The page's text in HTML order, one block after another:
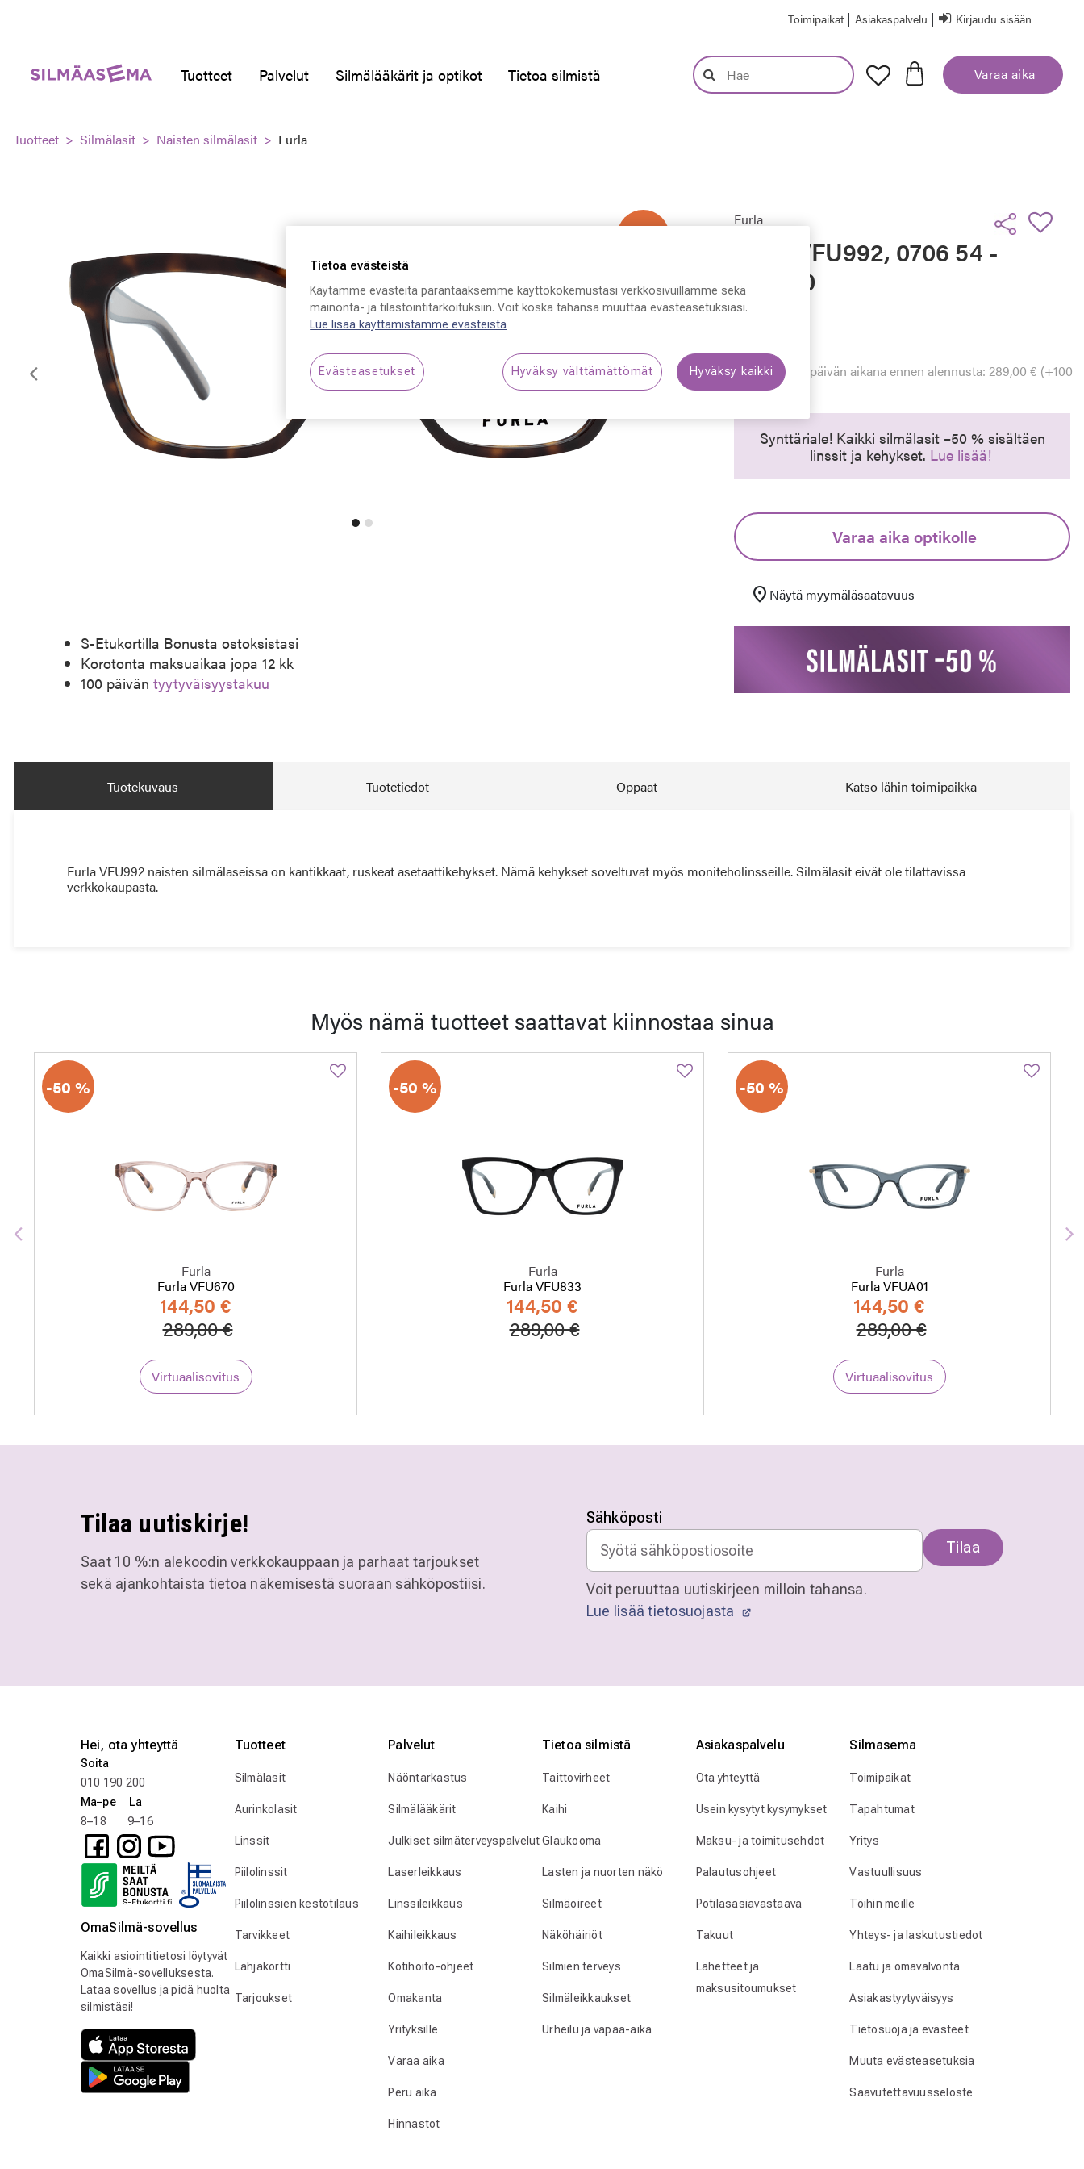
Toimipaikat | Asiakaspalvelu | Kirjaudu sisään
Tuotteet Palvelut Silmälääkärit ja optikot Tietoa silmistä Varaa aika
Tuotteet Silmälasit Naisten silmälasit Furla
Edellinen Seuraava
S-Etukortilla Bonusta ostoksistasi
Korotonta maksuaikaa jopa 12 kk
100 päiväntyytyväisyystakuu
Furla
Furla VFU992, 0706 54 -
16 - 140
289,00 €
Alin hinta 30 päivän aikana ennen alennusta: 289,00 € (+100
%)
Synttäriale! Kaikki silmälasit –50 % sisältäen
linssit ja kehykset. Lue lisää!
Varaa aika optikolle
location_on Näytä myymäläsaatavuus
Tuotekuvaus Tuotetiedot Oppaat Katso lähin toimipaikka
Furla VFU992 naisten silmälaseissa on kantikkaat, ruskeat asetaattikehykset. Nämä kehykset soveltuvat myös moniteholinsseille. Silmälasit eivät ole tilattavissa
verkkokaupasta.
Myös nämä tuotteet saattavat kiinnostaa sinua
-50 %
Furla
Furla VFU670
144,50 €
Hinta alennettu
289,00 €Alennettu hinta
Virtuaalisovitus
-50 %
Furla
Furla VFU833
144,50 €
Hinta alennettu
289,00 €Alennettu hinta
-50 %
Furla
Furla VFUA01
144,50 €
Hinta alennettu
289,00 €Alennettu hinta
Virtuaalisovitus
Edellinen
Tilaa uutiskirje!
Saat 10 %:n alekoodin verkkokauppaan ja parhaat tarjoukset
sekä ajankohtaista tietoa näkemisestä suoraan sähköpostiisi.
Sähköposti
Tilaa
Voit peruuttaa uutiskirjeen milloin tahansa.
Lue lisää tietosuojasta
Hei, ota yhteyttä
Soita
010 190 200
Ma–pe La
8–18 9–16
OmaSilmä-sovellus
Kaikki asiointitietosi löytyvät
OmaSilmä-sovelluksesta.
Lataa sovellus ja pidä huolta
silmistäsi!
Tuotteet
Silmälasit
Aurinkolasit
Linssit
Piilolinssit
Piilolinssien kestotilaus
Tarvikkeet
Lahjakortti
Tarjoukset
Palvelut
Näöntarkastus
Silmälääkärit
Julkiset silmäterveyspalvelut
Laserleikkaus
Linssileikkaus
Kaihileikkaus
Kotihoito-ohjeet
Omakanta
Yrityksille
Varaa aika
Peru aika
Hinnastot
Tietoa silmistä
Taittovirheet
Kaihi
Glaukooma
Lasten ja nuorten näkö
Silmäoireet
Näköhäiriöt
Silmien terveys
Silmäleikkaukset
Urheilu ja vapaa-aika
Asiakaspalvelu
Ota yhteyttä
Usein kysytyt kysymykset
Maksu- ja toimitusehdot
Palautusohjeet
Potilasasiavastaava
Takuut
Lähetteet ja
maksusitoumukset
Silmӓasema
Toimipaikat
Tapahtumat
Yritys
Vastuullisuus
Töihin meille
Yhteys- ja laskutustiedot
Laatu ja omavalvonta
Asiakastyytyväisyys
Tietosuoja ja evästeet
Muuta evästeasetuksia
Saavutettavuusseloste
Tietoa evästeistä
Käytämme evästeitä parantaaksemme käyttökokemustasi verkkosivuillamme sekä
mainonta- ja tilastointitarkoituksiin. Voit koska tahansa muuttaa evästeasetuksiasi.
Lue lisää käyttämistämme evästeistä
Evästeasetukset Hyväksy välttämättömät Hyväksy kaikki